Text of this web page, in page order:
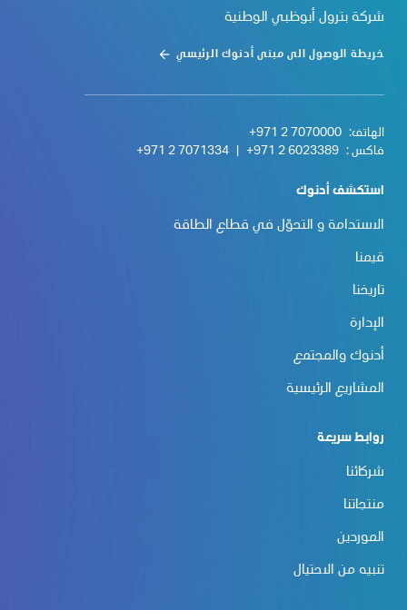
شركة بترول أبوظبي الوطنية
خريطة الوصول الى مبنى أدنوك الرئيسي
الهاتف: +971 2 7070000
فاكس : +971 2 6023389
+971 2 7071334
استكشف أدنوك
الاستدامة و التحوّل في قطاع الطاقة
قيمنا
تاريخنا
الإدارة
أدنوك والمجتمع
المشاريع الرئيسية
روابط سريعة
شركائنا
منتجاتنا
الموردين
تنبيه من الاحتيال